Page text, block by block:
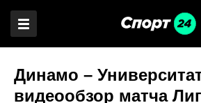
Динамо –
видеообзор матча